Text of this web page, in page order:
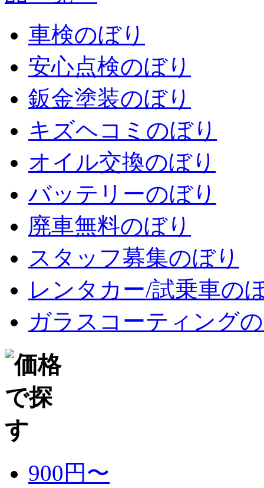
車検のぼり
安心点検のぼり
鈑金塗装のぼり
キズヘコミのぼり
オイル交換のぼり
バッテリーのぼり
廃車無料のぼり
スタッフ募集のぼり
レンタカー/試乗車の
ガラスコーティング
900円〜